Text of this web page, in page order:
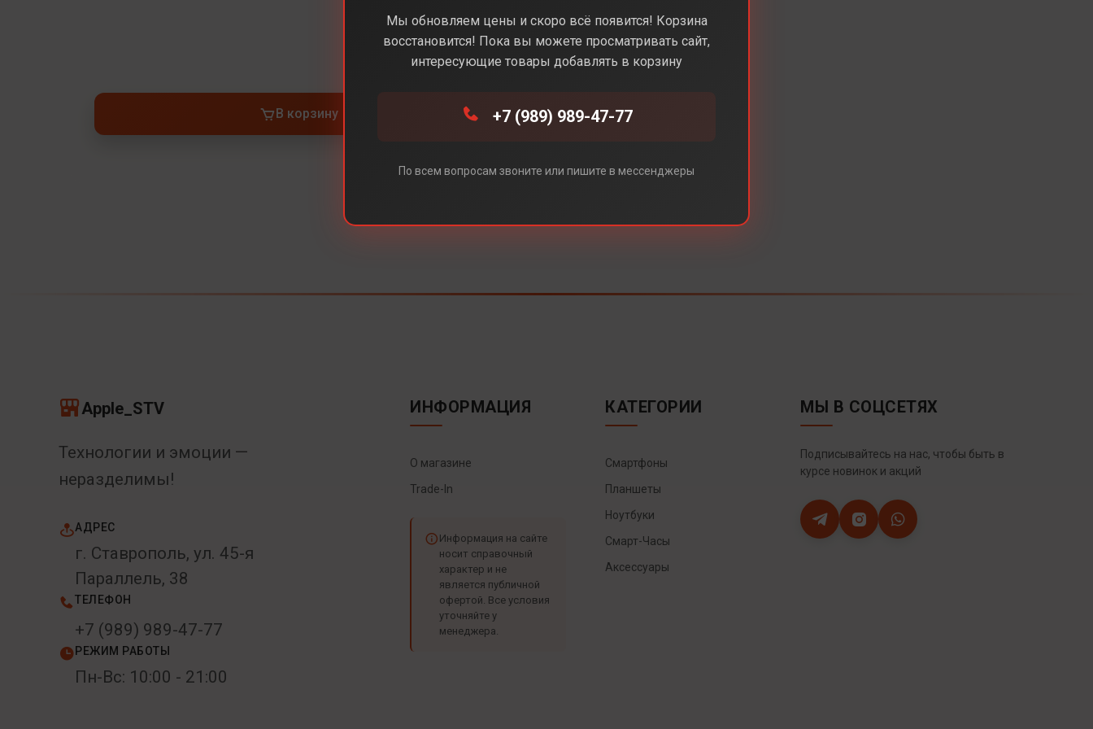
Под заказ
В корзину
Apple_STV
Технологии и эмоции —
неразделимы!
АДРЕС
г. Ставрополь, ул. 45-я
Параллель, 38
ТЕЛЕФОН
+7 (989) 989-47-77
РЕЖИМ РАБОТЫ
Пн-Вс: 10:00 - 21:00
ИНФОРМАЦИЯ
О магазине
Trade-In
Информация на сайте
носит справочный
характер и не
является публичной
офертой. Все условия
уточняйте у
менеджера.
КАТЕГОРИИ
Смартфоны
Планшеты
Ноутбуки
Смарт-Часы
Аксессуары
МЫ В СОЦСЕТЯХ
Подписывайтесь на нас, чтобы быть в
курсе новинок и акций
Мы обновляем цены и скоро всё появится! Корзина
восстановится! Пока вы можете просматривать сайт,
интересующие товары добавлять в корзину
+7 (989) 989-47-77
По всем вопросам звоните или пишите в мессенджеры